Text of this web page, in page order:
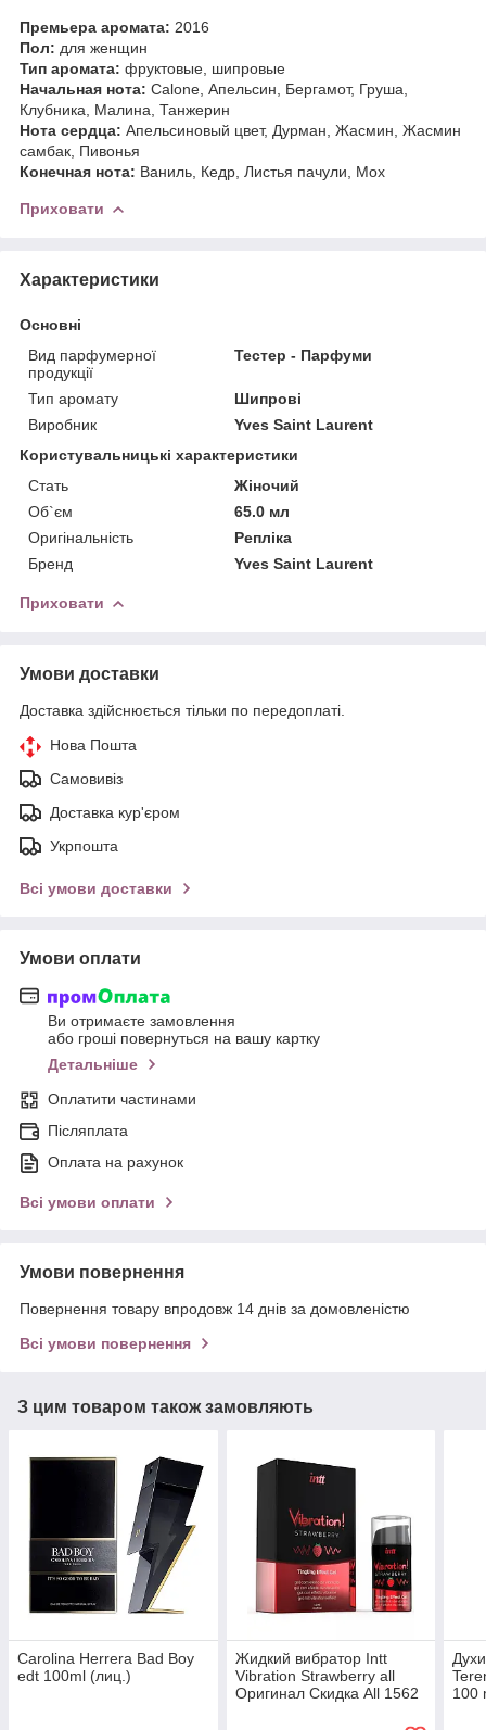
Премьера аромата: 2016
Пол: для женщин
Тип аромата: фруктовые, шипровые
Начальная нота: Calone, Апельсин, Бергамот, Груша,
Клубника, Малина, Танжерин
Нота сердца: Апельсиновый цвет, Дурман, Жасмин, Жасмин
самбак, Пивонья
Конечная нота: Ваниль, Кедр, Листья пачули, Мох
Приховати
Характеристики
Основні
Вид парфумерної
продукції
Тестер - Парфуми
Тип аромату
Шипрові
Виробник
Yves Saint Laurent
Користувальницькі характеристики
Стать
Жіночий
Об`єм
65.0 мл
Оригінальність
Репліка
Бренд
Yves Saint Laurent
Приховати
Умови доставки
Доставка здійснюється тільки по передоплаті.
Нова Пошта
Самовивіз
Доставка кур'єром
Укрпошта
Всі умови доставки
Умови оплати
Ви отримаєте замовлення
або гроші повернуться на вашу картку
Детальніше
Оплатити частинами
Післяплата
Оплата на рахунок
Всі умови оплати
Умови повернення
Повернення товару впродовж 14 днів за домовленістю
Всі умови повернення
З цим товаром також замовляють
Carolina Herrera Bad Boy
edt 100ml (лиц.)
Жидкий вибратор Intt
Vibration Strawberry all
Оригинал Скидка All 1562
100